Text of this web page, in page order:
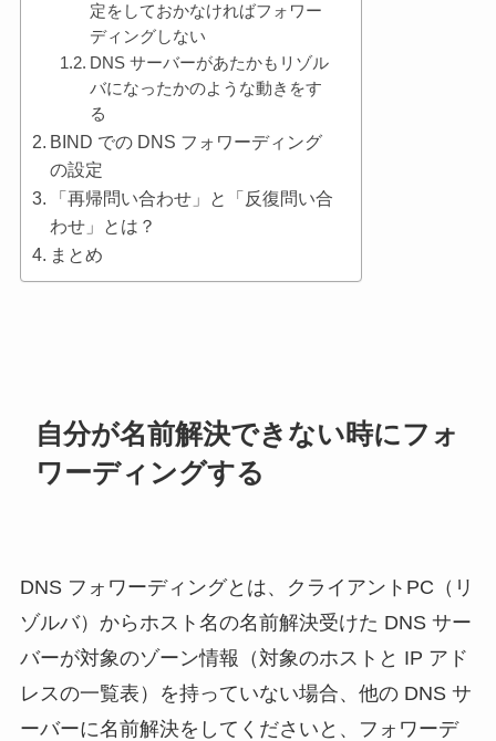
定をしておかなければフォワー
ディングしない
DNS サーバーがあたかもリゾル
バになったかのような動きをす
る
BIND での DNS フォワーディング
の設定
「再帰問い合わせ」と「反復問い合
わせ」とは？
まとめ
自分が名前解決できない時にフォ
ワーディングする
DNS フォワーディングとは、クライアントPC（リ
ゾルバ）からホスト名の名前解決受けた DNS サー
バーが対象のゾーン情報（対象のホストと IP アド
レスの一覧表）を持っていない場合、他の DNS サ
ーバーに名前解決をしてくださいと、フォワーデ